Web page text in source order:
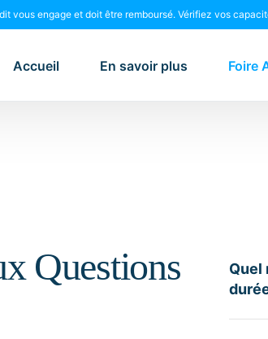
vous engage et doit être remboursé. Vérifiez vos
Accueil En savoir plus Foire
Questions
Quel